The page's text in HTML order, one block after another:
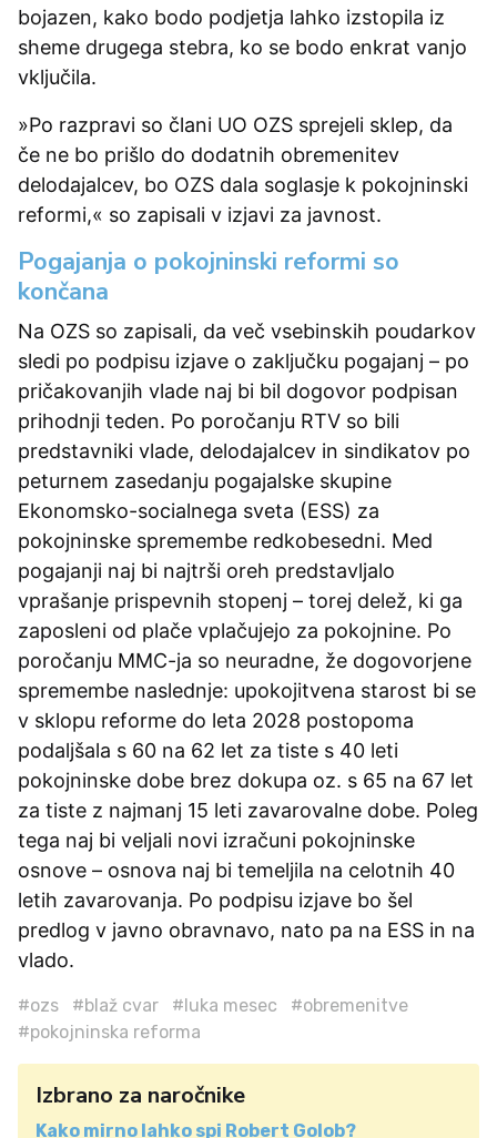
bojazen, kako bodo podjetja lahko izstopila iz
sheme drugega stebra, ko se bodo enkrat vanjo
vključila.
»Po razpravi so člani UO OZS sprejeli sklep, da
če ne bo prišlo do dodatnih obremenitev
delodajalcev, bo OZS dala soglasje k pokojninski
reformi,« so zapisali v izjavi za javnost.
Pogajanja o pokojninski reformi so
končana
Na OZS so zapisali, da več vsebinskih poudarkov
sledi po podpisu izjave o zaključku pogajanj – po
pričakovanjih vlade naj bi bil dogovor podpisan
prihodnji teden. Po poročanju RTV so bili
predstavniki vlade, delodajalcev in sindikatov po
peturnem zasedanju pogajalske skupine
Ekonomsko-socialnega sveta (ESS) za
pokojninske spremembe redkobesedni. Med
pogajanji naj bi najtrši oreh predstavljalo
vprašanje prispevnih stopenj – torej delež, ki ga
zaposleni od plače vplačujejo za pokojnine. Po
poročanju MMC-ja so neuradne, že dogovorjene
spremembe naslednje: upokojitvena starost bi se
v sklopu reforme do leta 2028 postopoma
podaljšala s 60 na 62 let za tiste s 40 leti
pokojninske dobe brez dokupa oz. s 65 na 67 let
za tiste z najmanj 15 leti zavarovalne dobe. Poleg
tega naj bi veljali novi izračuni pokojninske
osnove – osnova naj bi temeljila na celotnih 40
letih zavarovanja. Po podpisu izjave bo šel
predlog v javno obravnavo, nato pa na ESS in na
vlado.
#ozs #blaž cvar #luka mesec
#obremenitve
#pokojninska reforma
Izbrano za naročnike
Kako mirno lahko spi Robert Golob?